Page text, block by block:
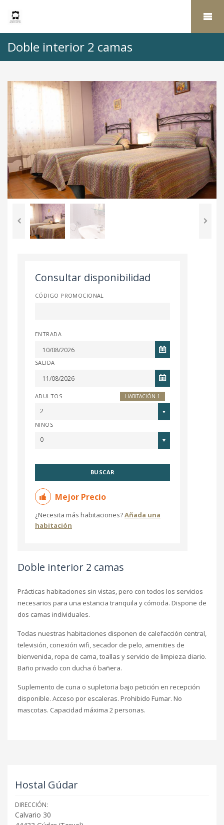
Doble interior 2 camas
Consultar disponibilidad
CÓDIGO PROMOCIONAL
ENTRADA
SALIDA
HABITACIÓN 1
ADULTOS
2
NIÑOS
0
BUSCAR
Mejor Precio
¿Necesita más habitaciones?Añada una
habitación
Doble interior 2 camas
Prácticas habitaciones sin vistas, pero con todos los servicios
necesarios para una estancia tranquila y cómoda. Dispone de
dos camas individuales.
Todas nuestras habitaciones disponen de calefacción central,
televisión, conexión wifi, secador de pelo, amenities de
bienvenida, ropa de cama, toallas y servicio de limpieza diario.
Baño privado con ducha ó bañera.
Suplemento de cuna o supletoria bajo petición en recepción
disponible. Acceso por escaleras. Prohibido Fumar. No
mascotas. Capacidad máxima 2 personas.
Hostal Gúdar
DIRECCIÓN:
Calvario 30